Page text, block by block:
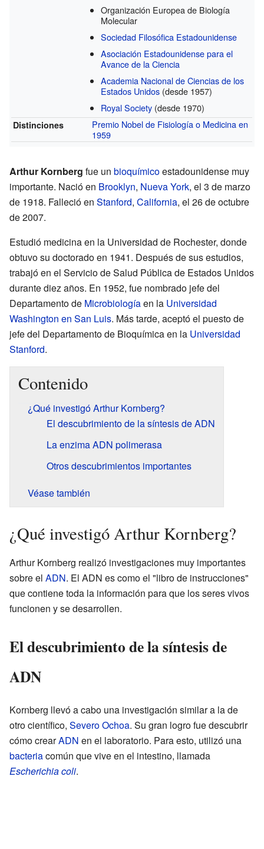
Organización Europea de Biología
Molecular
Sociedad Filosófica Estadounidense
Asociación Estadounidense para el
Avance de la Ciencia
Academia Nacional de Ciencias de los
Estados Unidos (desde 1957)
Royal Society (desde 1970)
Distinciones
Premio Nobel de Fisiología o Medicina en
1959
Arthur Kornberg fue un bioquímicoestadounidense muy
importante. Nació en Brooklyn, Nueva York, el 3 de marzo
de 1918. Falleció en Stanford, California, el 26 de octubre
de 2007.
Estudió medicina en la Universidad de Rochester, donde
obtuvo su doctorado en 1941. Después de sus estudios,
trabajó en el Servicio de Salud Pública de Estados Unidos
durante diez años. En 1952, fue nombrado jefe del
Departamento de Microbiologíaen la Universidad
Washington en San Luis. Más tarde, aceptó el puesto de
jefe del Departamento de Bioquímica en la Universidad
Stanford.
Contenido
¿Qué investigó Arthur Kornberg?
El descubrimiento de la síntesis de ADN
La enzima ADN polimerasa
Otros descubrimientos importantes
Véase también
¿Qué investigó Arthur Kornberg?
Arthur Kornberg realizó investigaciones muy importantes
sobre el ADN. El ADN es como el "libro de instrucciones"
que contiene toda la información para que los seres vivos
funcionen y se desarrollen.
El descubrimiento de la síntesis de
ADN
Kornberg llevó a cabo una investigación similar a la de
otro científico, Severo Ochoa. Su gran logro fue descubrir
cómo crearADN en el laboratorio. Para esto, utilizó una
bacteriacomún que vive en el intestino, llamada
Escherichia coli.